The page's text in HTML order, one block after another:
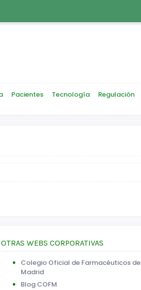
Pacientes Tecnología
Regulación
OTRAS WEBS CORPORATIVAS
Colegio Oficial de Farmacéuticos de
Madrid
Blog COFM